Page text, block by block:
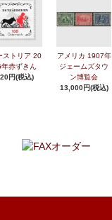
ストリア 20
赤ずきん
円(税込)
アメリカ 1907年
ジェームズタウ
ン博覧会
13,000円(税込)